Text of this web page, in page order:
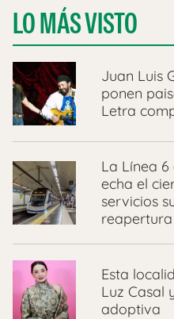
LO MÁS VISTO
Juan Luis
ponen
Letra
La Línea
echa el
servicios
reapertura
Esta
Luz Casal
adoptiva